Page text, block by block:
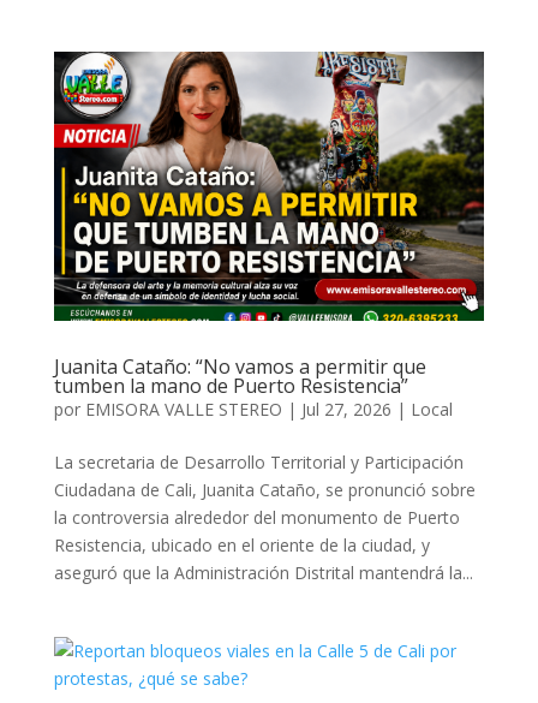
Juanita Cataño: “No vamos a permitir que
tumben la mano de Puerto Resistencia”
por EMISORA VALLE STEREO | Jul 27, 2026 | Local
La secretaria de Desarrollo Territorial y Participación
Ciudadana de Cali, Juanita Cataño, se pronunció sobre
la controversia alrededor del monumento de Puerto
Resistencia, ubicado en el oriente de la ciudad, y
aseguró que la Administración Distrital mantendrá la...